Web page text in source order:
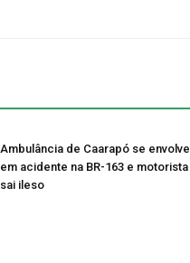
Ambulância de Caarapó se envolve
em acidente na BR-163 e motorista
sai ileso